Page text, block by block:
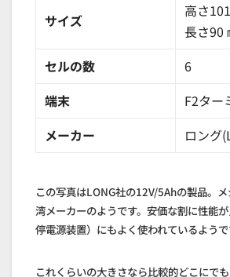
サイズ
高さ
長さ90
セルの数
6
端末
F2ター
メーカー
ロング
この写真はLONG社の12V/5Ahの製品。
湾メーカーのようです。安価な割に性能
停電源装置）にもよく使われているようで
これくらいの大きさなら比較的どこにでも